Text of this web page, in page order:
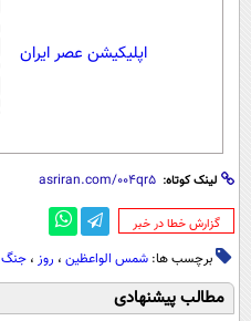
اپلیکیشن عصر ایران
لینک کوتاه:
‌گزارش خطا در خبر
برچسب ها: شمس الواعظین ، روز ، جنگ ۴۰ روزه
مطالب پیشنهادی